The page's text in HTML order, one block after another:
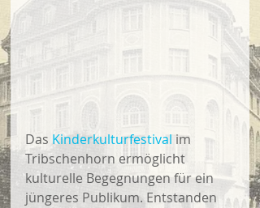
Das Kinderkulturfestival im
Tribschenhorn ermöglicht
kulturelle Begegnungen für ein
jüngeres Publikum. Entstanden